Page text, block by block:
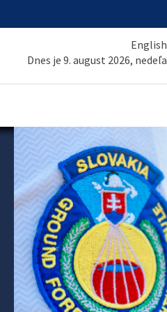
English
Dnes je 9. august 2026, nedeľa